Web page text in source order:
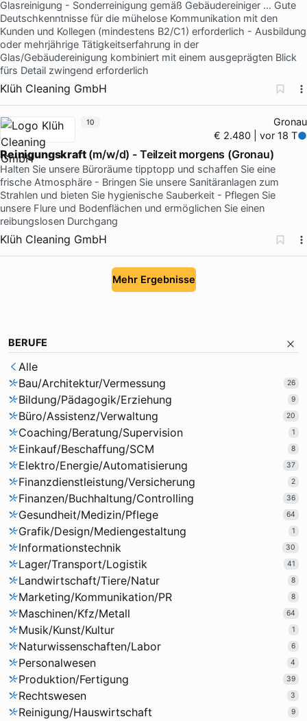
Glasreinigung - Sonderreinigung gemäß Gebäudereiniger … Gute
Deutschkenntnisse für die mühelose Kommunikation mit den
Kunden und Kollegen (mindestens B2/C1) erforderlich - Ausbildung
oder mehrjährige Tätigkeitserfahrung in der
Glas/Gebäudereinigung kombiniert mit einem ausgeprägten Blick
fürs Detail zwingend erforderlich
Klüh Cleaning GmbH
Gronau
€ 2.480 | vor 18 T
Reinigungskraft(m/w/d) - Teilzeit morgens (Gronau)
Halten Sie unsere Büroräume tipptopp und schaffen Sie eine
frische Atmosphäre - Bringen Sie unsere Sanitäranlagen zum
Strahlen und bieten Sie hygienische Sauberkeit - Pflegen Sie
unsere Flure und Bodenflächen und ermöglichen Sie einen
reibungslosen Durchgang
Klüh Cleaning GmbH
10
Mehr Ergebnisse
BERUFE
Alle
Bau/Architektur/Vermessung
26
Bildung/Pädagogik/Erziehung 9
Büro/Assistenz/Verwaltung 20
Coaching/Beratung/Supervision 1
Einkauf/Beschaffung/SCM 8
Elektro/Energie/Automatisierung 37
Finanzdienstleistung/Versicherung 2
Finanzen/Buchhaltung/Controlling 36
Gesundheit/Medizin/Pflege 64
Grafik/Design/Mediengestaltung 1
Informationstechnik 30
Lager/Transport/Logistik 41
Landwirtschaft/Tiere/Natur 8
Marketing/Kommunikation/PR 8
Maschinen/Kfz/Metall 64
Musik/Kunst/Kultur 1
Naturwissenschaften/Labor 6
Personalwesen 4
Produktion/Fertigung 39
Rechtswesen 3
Reinigung/Hauswirtschaft 9